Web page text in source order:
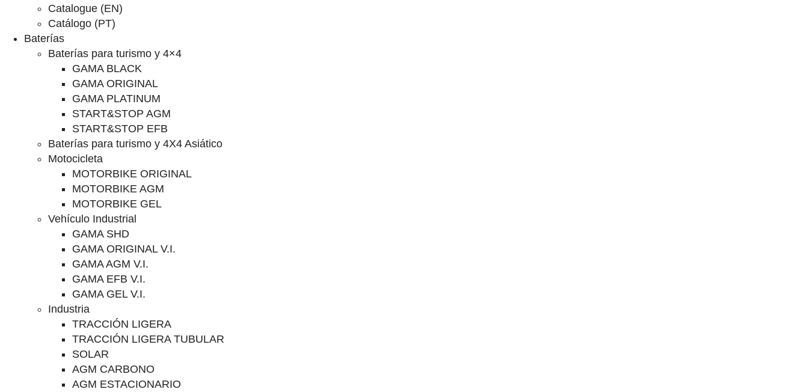
Catalogue (EN)
Catálogo (PT)
Baterías
Baterías para turismo y 4×4
GAMA BLACK
GAMA ORIGINAL
GAMA PLATINUM
START&STOP AGM
START&STOP EFB
Baterías para turismo y 4X4 Asiático
Motocicleta
MOTORBIKE ORIGINAL
MOTORBIKE AGM
MOTORBIKE GEL
Vehículo Industrial
GAMA SHD
GAMA ORIGINAL V.I.
GAMA AGM V.I.
GAMA EFB V.I.
GAMA GEL V.I.
Industria
TRACCIÓN LIGERA
TRACCIÓN LIGERA TUBULAR
SOLAR
AGM CARBONO
AGM ESTACIONARIO